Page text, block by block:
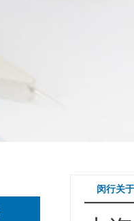
闵行关